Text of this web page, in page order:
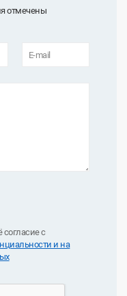
отмечены
E-mail
с
и на